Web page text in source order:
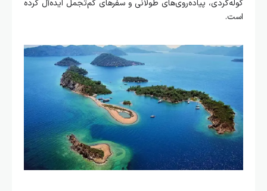
کوله‌گردی، پیاده‌روی‌های طولانی و سفرهای کم‌تجمل ایده‌آل کرده
است.